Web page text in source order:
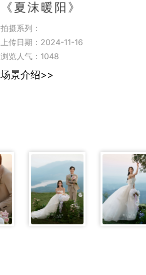
《夏沫暖阳》
拍摄系列：
上传日期：2024-11-16
浏览人气： 1048
场景介绍>>